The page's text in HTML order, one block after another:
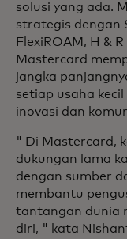
solusi yang ada.
strategis dengan
FlexiROAM, H &
Mastercard
jangka
setiap usaha
inovasi dan
" Di Mastercard,
dukungan lama
dengan sumber
membantu
tantangan dunia
diri, " kata